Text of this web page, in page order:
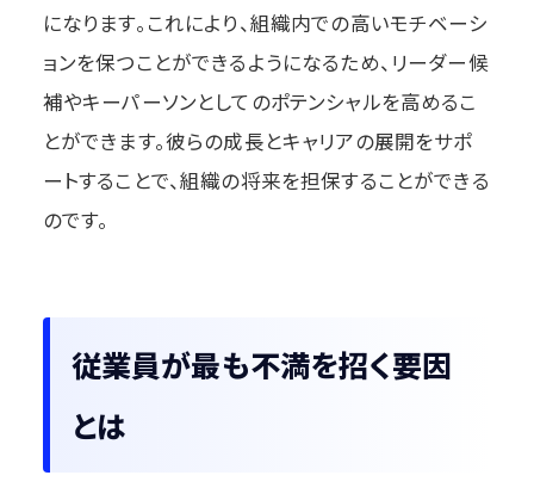
になります。これにより、組織内での高いモチベーシ
ョンを保つことができるようになるため、リーダー候
補やキーパーソンとしてのポテンシャルを高めるこ
とができます。彼らの成長とキャリアの展開をサポ
ートすることで、組織の将来を担保することができる
のです。
従業員が最も不満を招く要因
とは